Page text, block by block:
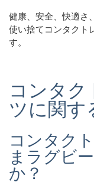
健康、安全、快適さ
使い捨てコンタクト
す。
コンタ
ツに関す
コンタク
まラグビ
か？